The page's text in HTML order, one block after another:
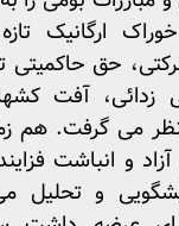
ارگانیک
حق حاکمیتی
زدائی، آفت
نظر می گرفت. هم
آزاد و انباشت
و تحلیل